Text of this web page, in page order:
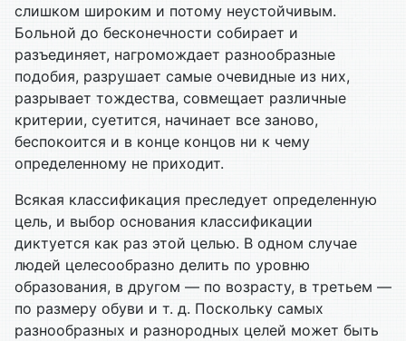
слишком широким и потому неустойчивым.
Больной до бесконечности собирает и
разъединяет, нагромождает разнообразные
подобия, разрушает самые очевидные из них,
разрывает тождества, совмещает различные
критерии, суетится, начинает все заново,
беспокоится и в конце концов ни к чему
определенному не приходит.
Всякая классификация преследует определенную
цель, и выбор основания классификации
диктуется как раз этой целью. В одном случае
людей целесообразно делить по уровню
образования, в другом — по возрасту, в третьем —
по размеру обуви и т. д. Поскольку самых
разнообразных и разнородных целей может быть